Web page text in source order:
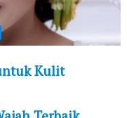
Kulit